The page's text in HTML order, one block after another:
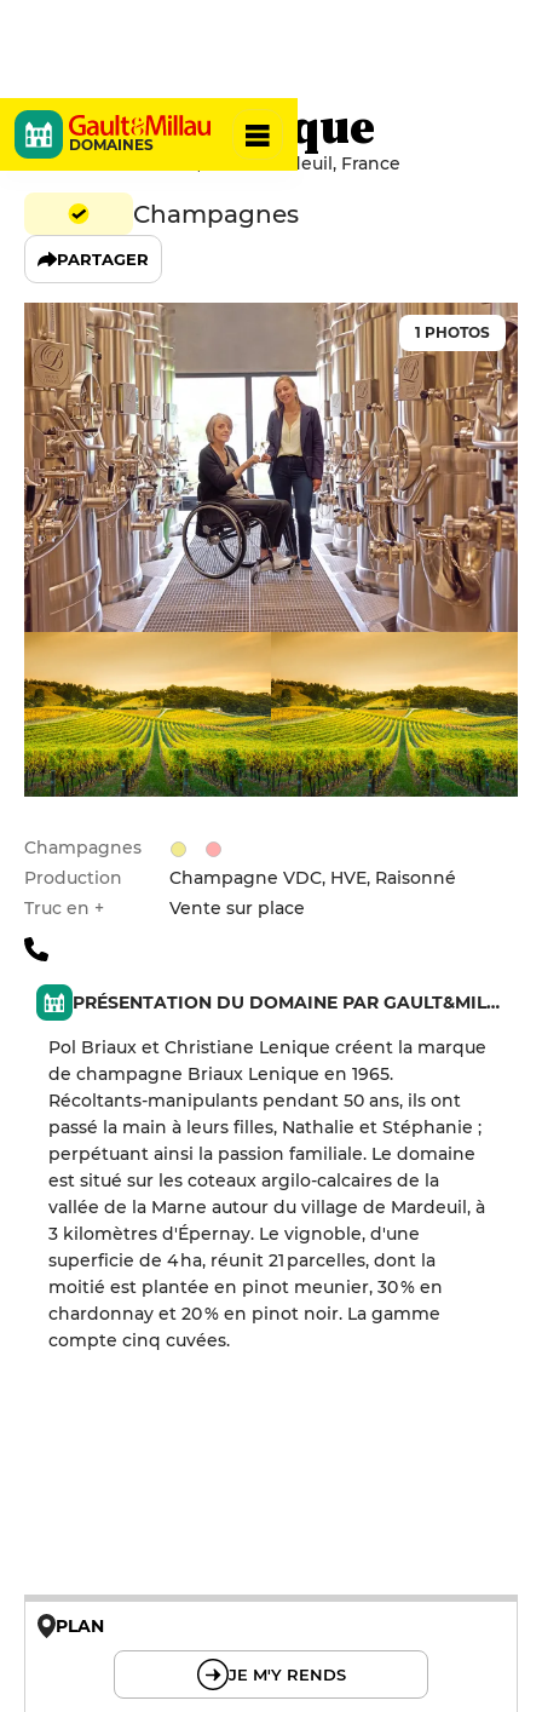
DOMAINES
Briaux Lenique
22 Rue de la Liberté, 51530 Mardeuil, France
Champagnes
PARTAGER
1 PHOTOS
Champagnes
Production
Champagne VDC, HVE, Raisonné
Truc en +
Vente sur place
PRÉSENTATION DU DOMAINE PAR GAULT&MILLAU
Pol Briaux et Christiane Lenique créent la marque
de champagne Briaux Lenique en 1965.
Récoltants-manipulants pendant 50 ans, ils ont
passé la main à leurs filles, Nathalie et Stéphanie ;
perpétuant ainsi la passion familiale. Le domaine
est situé sur les coteaux argilo-calcaires de la
vallée de la Marne autour du village de Mardeuil, à
3 kilomètres d'Épernay. Le vignoble, d'une
superficie de 4 ha, réunit 21 parcelles, dont la
moitié est plantée en pinot meunier, 30 % en
chardonnay et 20 % en pinot noir. La gamme
compte cinq cuvées.
PLAN
JE M'Y RENDS